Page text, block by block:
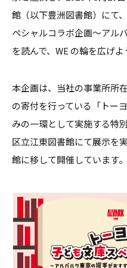
館（以下豊洲図書館）にて
ペシャルコラボ企画～アル
を読んで、WE の輪を広げ
本企画は、当社の事業所所
の寄付を行っている「トー
みの一環として実施する特
区立江東図書館にて展示を
館に移して開催しています。